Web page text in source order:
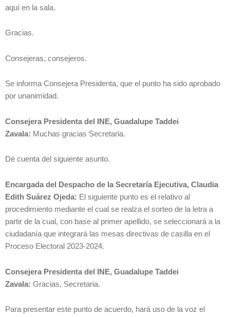
aquí en la sala.
Gracias.
Consejeras, consejeros.
Se informa Consejera Presidenta, que el punto ha sido aprobado
por unanimidad.
Consejera Presidenta del INE, Guadalupe Taddei
Zavala: Muchas gracias Secretaria.
Dé cuenta del siguiente asunto.
Encargada del Despacho de la Secretaría Ejecutiva, Claudia
Edith Suárez Ojeda: El siguiente punto es el relativo al
procedimiento mediante el cual se realza el sorteo de la letra a
partir de la cual, con base al primer apellido, se seleccionará a la
ciudadanía que integrará las mesas directivas de casilla en el
Proceso Electoral 2023-2024.
Consejera Presidenta del INE, Guadalupe Taddei
Zavala: Gracias, Secretaria.
Para presentar este punto de acuerdo, hará uso de la voz el